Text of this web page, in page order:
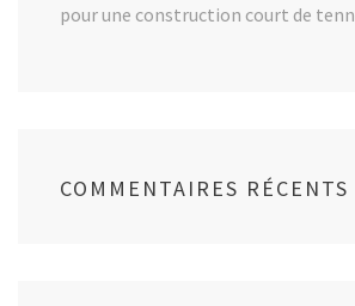
pour une construction court de
COMMENTAIRES RÉCENTS